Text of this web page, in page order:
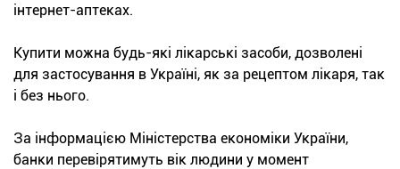
інтернет-аптеках.
Купити можна будь-які лікарські засоби, дозволені
для застосування в Україні, як за рецептом лікаря, так
і без нього.
За інформацією Міністерства економіки України,
банки перевірятимуть вік людини у момент